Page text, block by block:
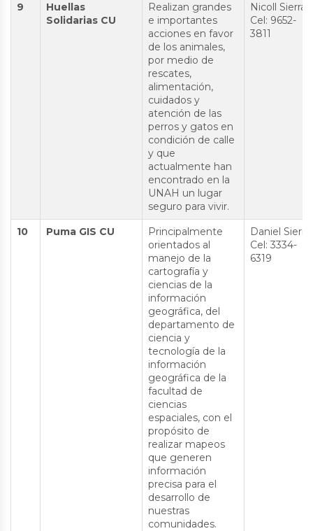
9
Huellas
Solidarias CU
Realizan grandes
e importantes
acciones en favor
de los animales,
por medio de
rescates,
alimentación,
cuidados y
atención de las
perros y gatos en
condición de calle
y que
actualmente han
encontrado en la
UNAH un lugar
seguro para vivir.
Nicoll Sierra
Cel: 9652-
3811
10 Puma GIS CU
Principalmente
orientados al
manejo de la
cartografía y
ciencias de la
información
geográfica, del
departamento de
ciencia y
tecnología de la
información
geográfica de la
facultad de
ciencias
espaciales, con el
propósito de
realizar mapeos
que generen
información
precisa para el
desarrollo de
nuestras
comunidades.
Daniel Sierra
Cel: 3334-
6319